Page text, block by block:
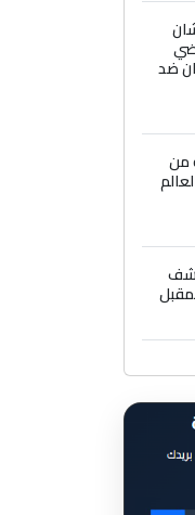
ضد
من